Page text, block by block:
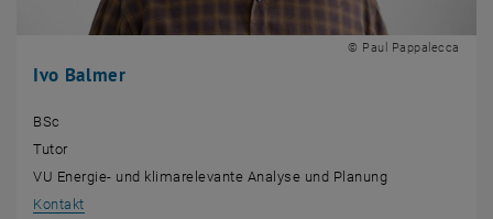
Ivo Balmer
© Paul Pappalecca
BSc
Tutor
VU Energie- und klimarelevante Analyse und Planung
Kontakt, öffnet eine externe URL in einem neuen Fenster